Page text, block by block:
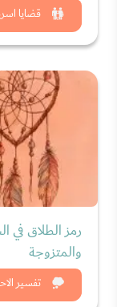
قضايا
شاهد
تفسير
رمز الطلاق في
والمتزوجة
شاهد